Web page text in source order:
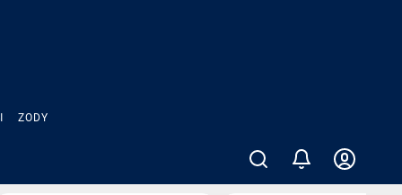
ZODY